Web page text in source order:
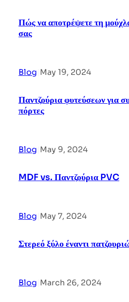
Πώς να αποτρέψετε τη
σας
Blog May 19, 2024
Παντζούρια φυτεύσεων για
πόρτες
Blog May 9, 2024
MDF vs. Παντζούρια PVC
Blog May 7, 2024
Στερεό ξύλο έναντι
Blog March 26, 2024